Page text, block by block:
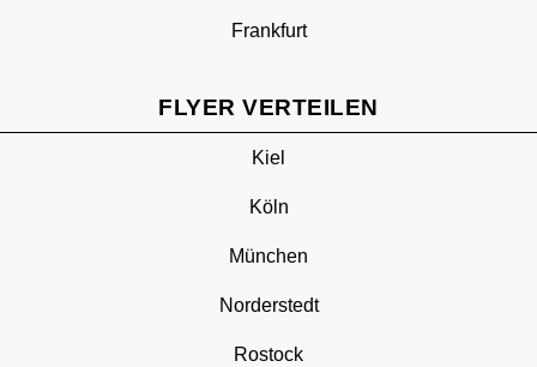
Frankfurt
FLYER VERTEILEN
Kiel
Köln
München
Norderstedt
Rostock